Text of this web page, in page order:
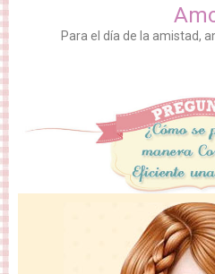
Para el día de la amistad,